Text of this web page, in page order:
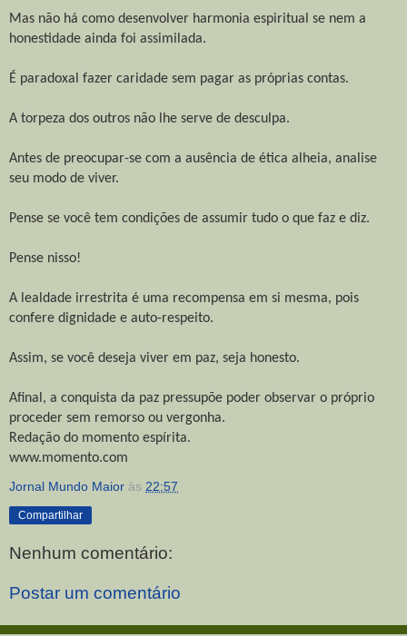
Mas não há como desenvolver harmonia espiritual se nem a
honestidade ainda foi assimilada.
É paradoxal fazer caridade sem pagar as próprias contas.
A torpeza dos outros não lhe serve de desculpa.
Antes de preocupar-se com a ausência de ética alheia, analise
seu modo de viver.
Pense se você tem condições de assumir tudo o que faz e diz.
Pense nisso!
A lealdade irrestrita é uma recompensa em si mesma, pois
confere dignidade e auto-respeito.
Assim, se você deseja viver em paz, seja honesto.
Afinal, a conquista da paz pressupõe poder observar o próprio
proceder sem remorso ou vergonha.
Redação do momento espírita.
www.momento.com
Jornal Mundo Maior às 22:57
Compartilhar
Nenhum comentário:
Postar um comentário